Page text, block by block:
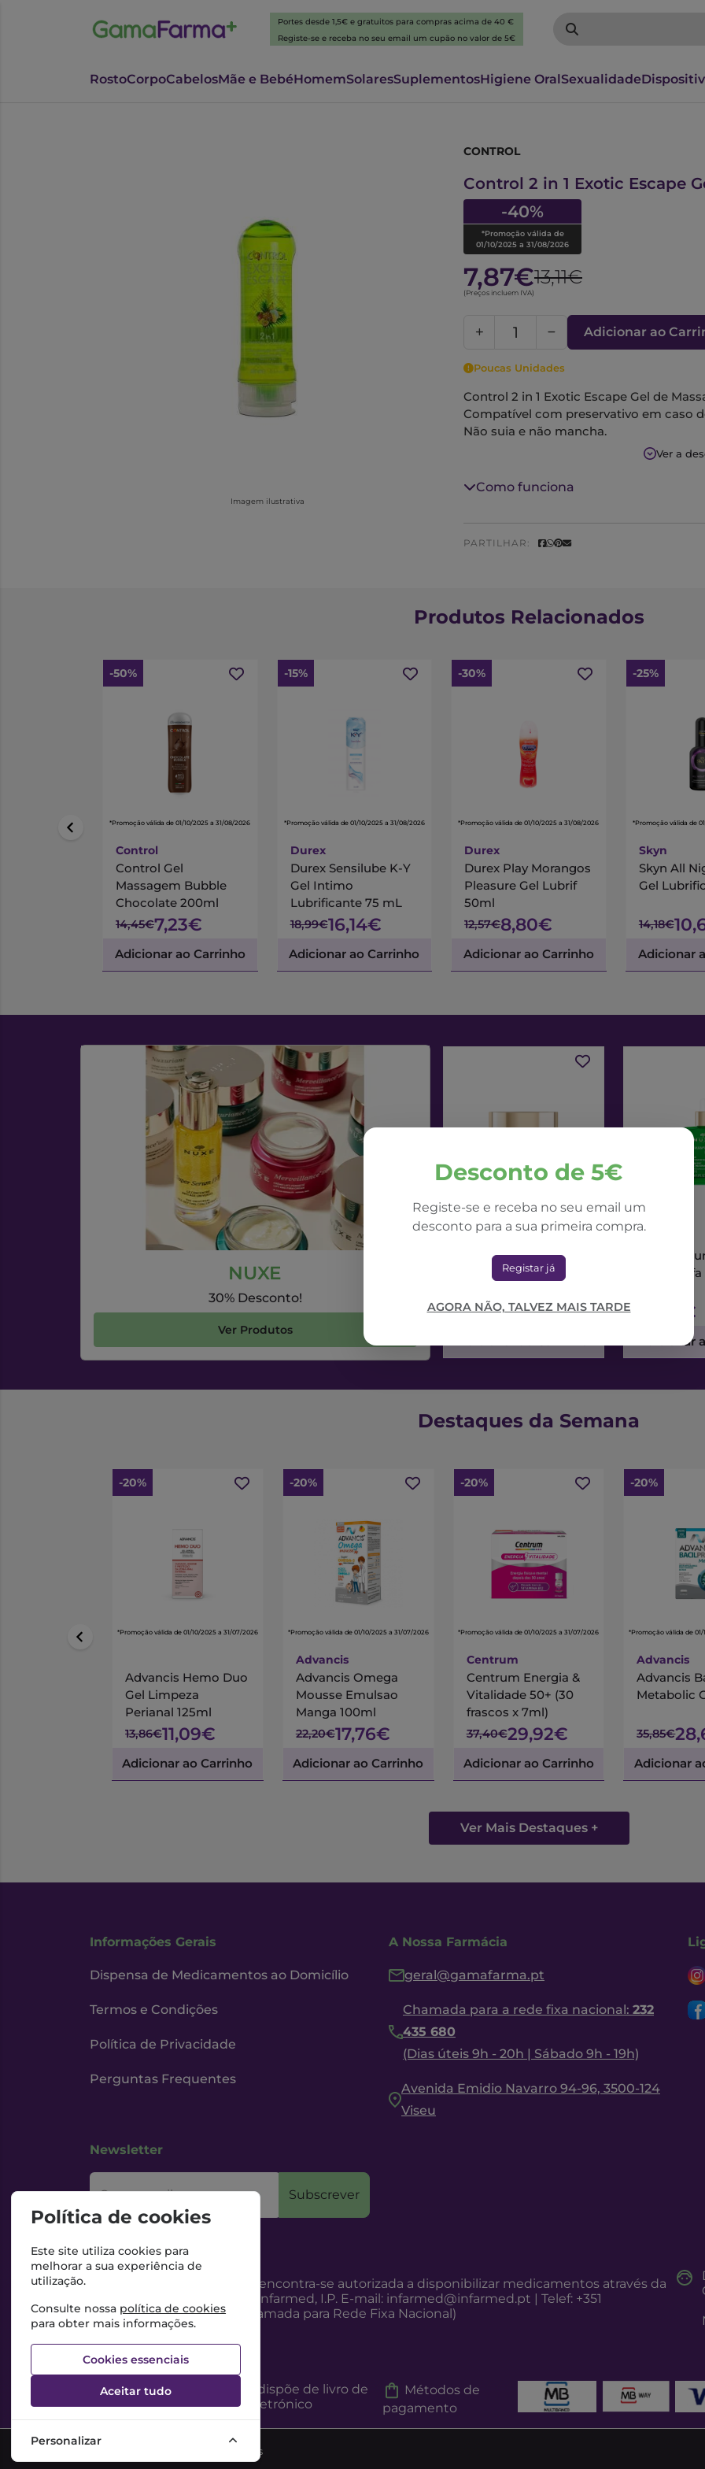
Portes desde 1,5€ e gratuitos para compras acima de 40 €
Registe-se e receba no seu email um cupão no valor de 5€
RostoCorpoCabelosMãe e BebéHomemSolaresSuplementosHigiene OralSexualidade
Imagem ilustrativa
CONTROL
Control 2 in 1 Exotic Escape
-40%
*Promoção válida de
01/10/2025 a 31/08/2026
7,87€13,11€
(Preços incluem IVA)
Adicionar ao
Poucas Unidades
Control 2 in 1 Exotic Escape Gel de
Compatível com preservativo em caso
Não suja e não mancha.
Sem parabenos e fenoxietanol.
Ver a
Como funciona
PARTILHAR:
Desconto de 5€
Registe-se e receba no seu email um
desconto para a sua primeira compra.
Registar já
AGORA NÃO, TALVEZ MAIS TARDE
Produtos Relacionados
-50%
*Promoção válida de 01/10/2025 a 31/08/2026
Control
Control Gel
Massagem Bubble
Chocolate 200ml
14,45€7,23€
Adicionar ao Carrinho
-15%
*Promoção válida de 01/10/2025 a 31/08/2026
Durex
Durex Sensilube K-Y
Gel Intimo
Lubrificante 75 mL
18,99€16,14€
Adicionar ao Carrinho
-30%
*Promoção válida de 01/10/2025 a 31/08/2026
Durex
Durex Play Morangos
Pleasure Gel Lubrif
50ml
12,57€8,80€
Adicionar ao Carrinho
-25%
*Promoção válida de
Skyn
Skyn All
Gel
14,18€
Adicionar
NUXE
30% Desconto!
Ver Produtos
NUXE
Nuxe Nuxuriance Ultra
Creme Dia Alfa 3R
71,42€
Nuxe
Sérum
73,56€
Adicionar
Destaques da Semana
-20%
*Promoção válida de 01/10/2025 a 31/07/2026
Advancis Hemo Duo
Gel Limpeza
Perianal 125ml
13,86€11,09€
Adicionar ao Carrinho
-20%
*Promoção válida de 01/10/2025 a 31/07/2026
Advancis
Advancis Omega
Mousse Emulsao
Manga 100ml
22,20€17,76€
Adicionar ao Carrinho
-20%
*Promoção válida de 01/10/2025 a 31/07/2026
Centrum
Centrum Energia &
Vitalidade 50+ (30
frascos x 7ml)
37,40€29,92€
Adicionar ao Carrinho
-20%
*Promoção válida de
Advancis
Advancis
Metabolic
35,85€
Adicionar
Ver Mais Destaques +
Informações Gerais
Dispensa de Medicamentos ao Domicílio
Termos e Condições
Política de Privacidade
Perguntas Frequentes
A Nossa Farmácia
geral@gamafarma.pt
Chamada para a rede fixa nacional: 232
435 680
(Dias úteis 9h - 20h | Sábado 9h - 19h)
Avenida Emidio Navarro 94-96, 3500-124
Viseu
Newsletter
O seu email Subscrever
Esta Farmácia encontra-se autorizada a disponibilizar medicamentos através da
Internet, pelo Infarmed, I.P. E-mail: infarmed@infarmed.pt | Telef: +351
217987100 (Chamada para Rede Fixa Nacional)
Esta Farmácia dispõe de livro de
reclamações eletrónico
Métodos de
pagamento
©2026 Todos os direitos reservados
Política de cookies
Este site utiliza cookies para
melhorar a sua experiência de
utilização.
Consulte nossa política de cookies
para obter mais informações.
Cookies essenciais
Aceitar tudo
Personalizar